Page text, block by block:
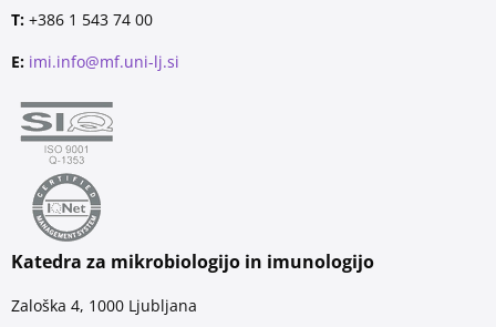
T: +386 1 543 74 00
E: imi.info@mf.uni-lj.si
Katedra za mikrobiologijo in imunologijo
Zaloška 4, 1000 Ljubljana